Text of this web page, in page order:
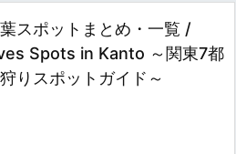
スポットまとめ・一覧 /
Spots in Kanto ～関東7都
りスポットガイド～